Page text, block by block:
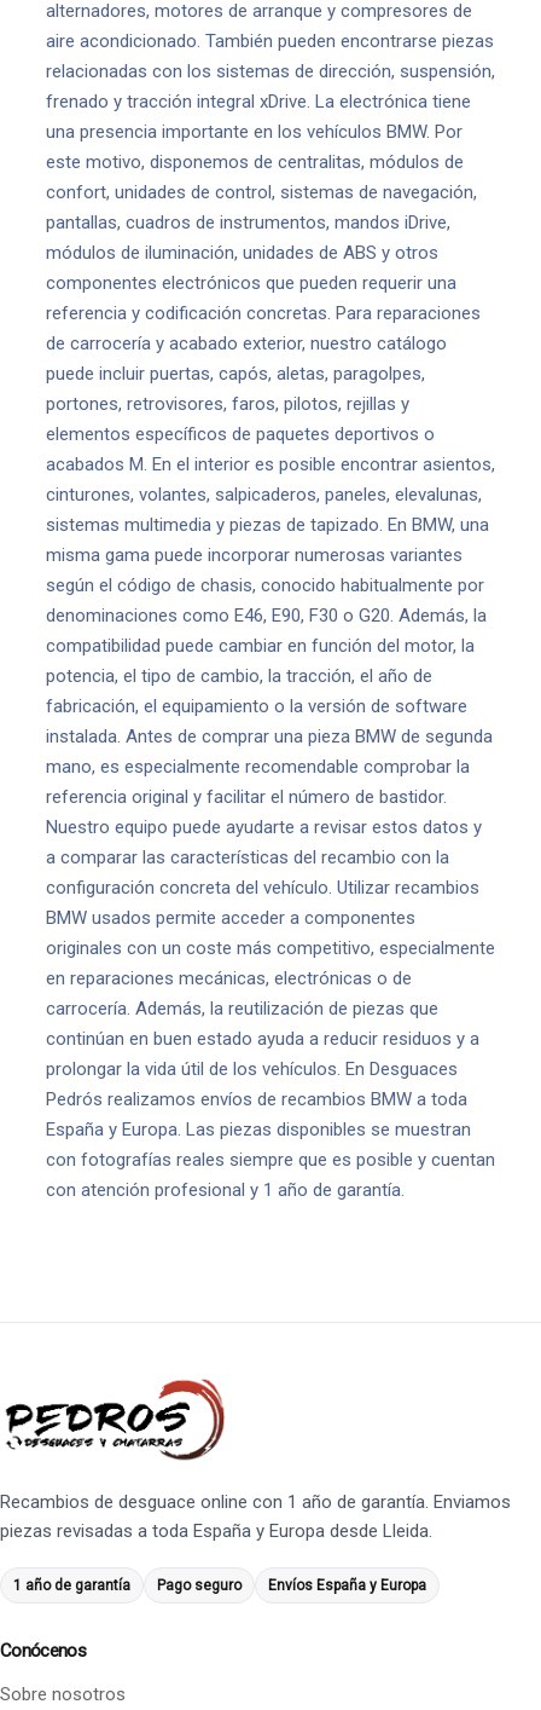
alternadores, motores de arranque y compresores de
aire acondicionado. También pueden encontrarse piezas
relacionadas con los sistemas de dirección, suspensión,
frenado y tracción integral xDrive. La electrónica tiene
una presencia importante en los vehículos BMW. Por
este motivo, disponemos de centralitas, módulos de
confort, unidades de control, sistemas de navegación,
pantallas, cuadros de instrumentos, mandos iDrive,
módulos de iluminación, unidades de ABS y otros
componentes electrónicos que pueden requerir una
referencia y codificación concretas. Para reparaciones
de carrocería y acabado exterior, nuestro catálogo
puede incluir puertas, capós, aletas, paragolpes,
portones, retrovisores, faros, pilotos, rejillas y
elementos específicos de paquetes deportivos o
acabados M. En el interior es posible encontrar asientos,
cinturones, volantes, salpicaderos, paneles, elevalunas,
sistemas multimedia y piezas de tapizado. En BMW, una
misma gama puede incorporar numerosas variantes
según el código de chasis, conocido habitualmente por
denominaciones como E46, E90, F30 o G20. Además, la
compatibilidad puede cambiar en función del motor, la
potencia, el tipo de cambio, la tracción, el año de
fabricación, el equipamiento o la versión de software
instalada. Antes de comprar una pieza BMW de segunda
mano, es especialmente recomendable comprobar la
referencia original y facilitar el número de bastidor.
Nuestro equipo puede ayudarte a revisar estos datos y
a comparar las características del recambio con la
configuración concreta del vehículo. Utilizar recambios
BMW usados permite acceder a componentes
originales con un coste más competitivo, especialmente
en reparaciones mecánicas, electrónicas o de
carrocería. Además, la reutilización de piezas que
continúan en buen estado ayuda a reducir residuos y a
prolongar la vida útil de los vehículos. En Desguaces
Pedrós realizamos envíos de recambios BMW a toda
España y Europa. Las piezas disponibles se muestran
con fotografías reales siempre que es posible y cuentan
con atención profesional y 1 año de garantía.
Recambios de desguace online con 1 año de garantía. Enviamos
piezas revisadas a toda España y Europa desde Lleida.
1 año de garantía Pago seguro Envíos España y Europa
Conócenos
Sobre nosotros